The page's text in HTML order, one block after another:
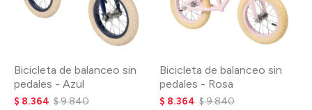
Bicicleta de balanceo sin
pedales - Azul
$ 8.364 $9.840
Bicicleta de balanceo sin
pedales - Rosa
$ 8.364 $9.840